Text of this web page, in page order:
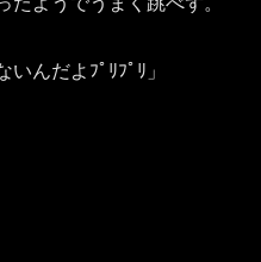
んだよﾌﾟﾘﾌﾟﾘ」